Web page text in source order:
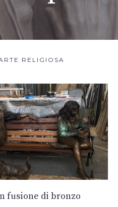
RELIGIOSA
fusione di bronzo